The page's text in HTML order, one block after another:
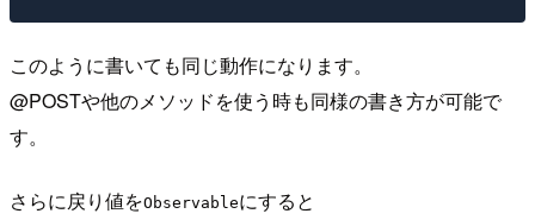
このように書いても同じ動作になります。
@POSTや他のメソッドを使う時も同様の書き方が可能で
す。
さらに戻り値をObservableにすると